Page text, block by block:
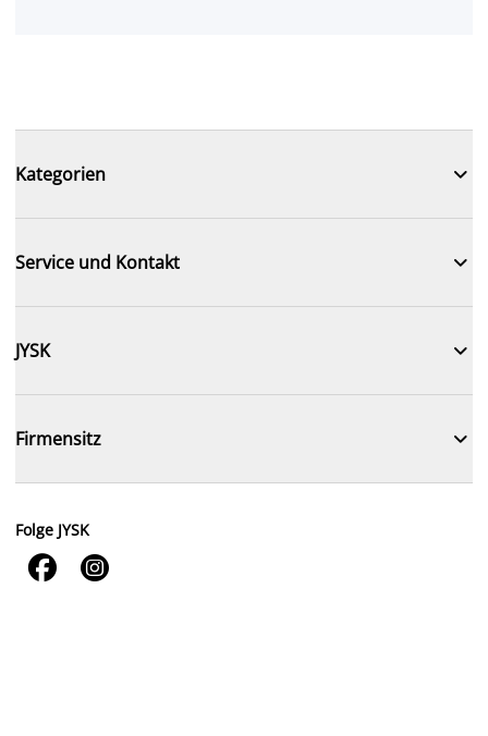
Kategorien 
Service und Kontakt 
JYSK 
Firmensitz 
Folge JYSK
 